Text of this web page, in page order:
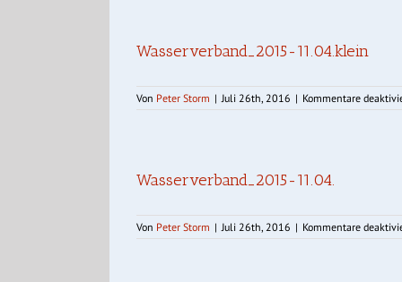
Wasserverband_2015-11.04.klein
Von Peter Storm | Juli 26th, 2016 | Kommentare
Wasserverband_2015-11.04.
Von Peter Storm | Juli 26th, 2016 | Kommentare